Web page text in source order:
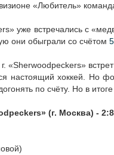
«Любитель»
уже встречались с
они обыграли со счётом
«Sherwoodpeckers»
настоящий хоккей. Но
по счёту. Но в
(г. Москва) -